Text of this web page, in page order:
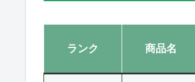
ランク 商品名